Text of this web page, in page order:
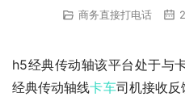
商务直接打电话
h5经典传动轴该平台处于与
经典传动轴线卡车司机接收